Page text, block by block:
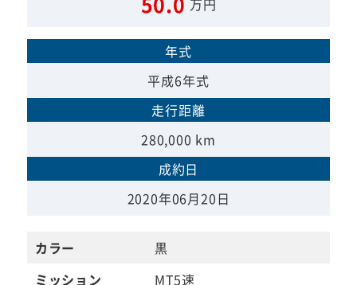
万円
年式
平成6年式
走行距離
280,000 km
成約日
2020年06月20日
カラー
黒
ミッション
MT5速